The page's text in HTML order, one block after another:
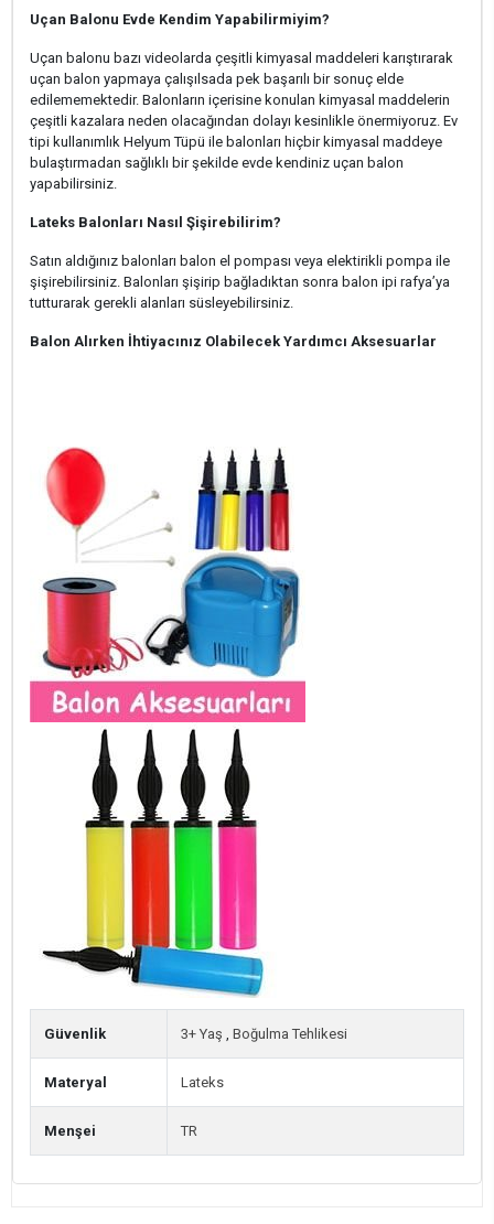
Uçan Balonu Evde Kendim Yapabilirmiyim?
Uçan balonu bazı videolarda çeşitli kimyasal maddeleri karıştırarak
uçan balon yapmaya çalışılsada pek başarılı bir sonuç elde
edilememektedir. Balonların içerisine konulan kimyasal maddelerin
çeşitli kazalara neden olacağından dolayı kesinlikle önermiyoruz. Ev
tipi kullanımlık Helyum Tüpü ile balonları hiçbir kimyasal maddeye
bulaştırmadan sağlıklı bir şekilde evde kendiniz uçan balon
yapabilirsiniz.
Lateks Balonları Nasıl Şişirebilirim?
Satın aldığınız balonları balon el pompası veya elektirikli pompa ile
şişirebilirsiniz. Balonları şişirip bağladıktan sonra balon ipi rafya’ya
tutturarak gerekli alanları süsleyebilirsiniz.
Balon Alırken İhtiyacınız Olabilecek Yardımcı Aksesuarlar
Güvenlik 3+ Yaş , Boğulma Tehlikesi
Materyal Lateks
Menşei TR